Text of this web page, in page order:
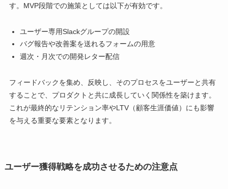
す。MVP段階での施策としては以下が有効です。
ユーザー専用Slackグループの開設
バグ報告や改善案を送れるフォームの用意
週次・月次での開発レター配信
フィードバックを集め、反映し、そのプロセスをユーザーと共有
することで、プロダクトと共に成長していく関係性を築けます。
これが最終的なリテンション率やLTV（顧客生涯価値）にも影響
を与える重要な要素となります。
ユーザー獲得戦略を成功させるための注意点